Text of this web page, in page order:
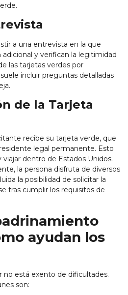
a una entrevista en la que
y verifican la legitimidad
las tarjetas verdes por
incluir preguntas detalladas
de la Tarjeta
recibe su tarjeta verde, que
legal permanente. Esto
viajar dentro de Estados Unidos.
la persona disfruta de diversos
la posibilidad de solicitar la
tras cumplir los requisitos de
ayudan los
no está exento de dificultades.
son: